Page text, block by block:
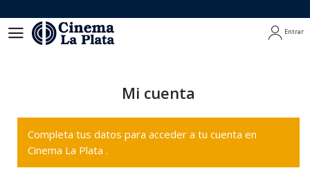
Entrar
Mi cuenta
Completa tus datos para acceder a tu cuenta en
Cinema La Plata .